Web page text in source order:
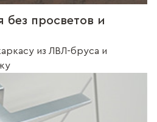
без просветов и
из ЛВЛ-бруса и